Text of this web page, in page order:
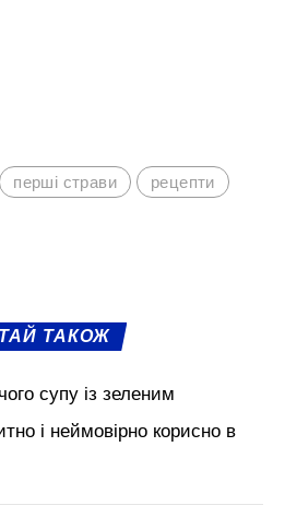
перші страви рецепти
ТАКОЖ
супу із зеленим
і неймовірно корисно в